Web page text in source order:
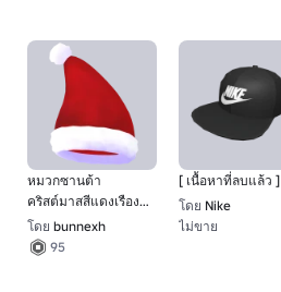
หมวกซานต้า
คริสต์มาสสีแดงเรือง
แสง
โดย bunnexh
95
[ เนื้อหาที่ลบแล้ว ]
โดย Nike
ไม่ขาย